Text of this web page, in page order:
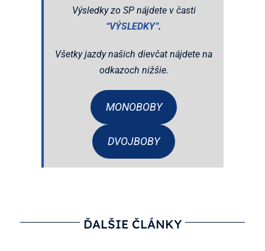
Výsledky zo SP nájdete v časti
“VÝSLEDKY”.
Všetky jazdy našich dievčat nájdete na
odkazoch nižšie.
MONOBOBY
DVOJBOBY
ĎALŠIE ČLÁNKY